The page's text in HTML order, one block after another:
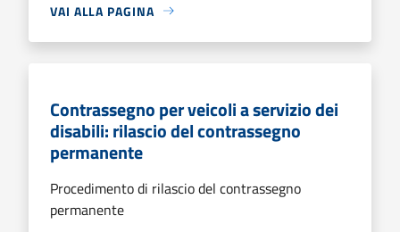
VAI ALLA PAGINA
Contrassegno per veicoli a servizio dei
disabili: rilascio del contrassegno
permanente
Procedimento di rilascio del contrassegno
permanente